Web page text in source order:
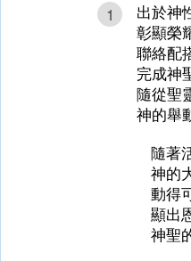
1
出於神
彰顯榮
聯絡配
完成神
隨從聖
神的舉
隨著
神的
動得
顯出
神聖